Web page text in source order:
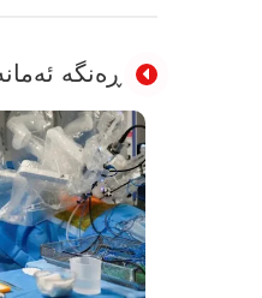
ڕەنگە